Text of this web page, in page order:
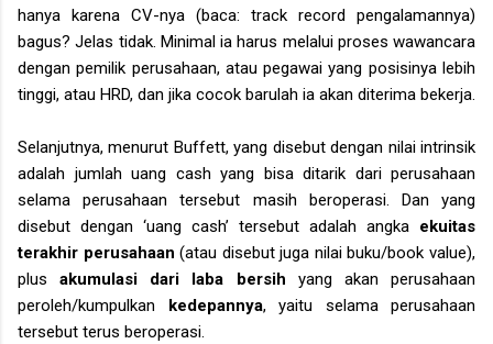
hanya karena CV-nya (baca: track record pengalamannya)
bagus? Jelas tidak. Minimal ia harus melalui proses wawancara
dengan pemilik perusahaan, atau pegawai yang posisinya lebih
tinggi, atau HRD, dan jika cocok barulah ia akan diterima bekerja.
Selanjutnya, menurut Buffett, yang disebut dengan nilai intrinsik
adalah jumlah uang cash yang bisa ditarik dari perusahaan
selama perusahaan tersebut masih beroperasi. Dan yang
disebut dengan ‘uang cash’ tersebut adalah angka ekuitas
terakhir perusahaan (atau disebut juga nilai buku/book value),
plusakumulasi dari laba bersih yang akan perusahaan
peroleh/kumpulkan kedepannya, yaitu selama perusahaan
tersebut terus beroperasi.